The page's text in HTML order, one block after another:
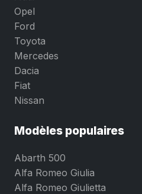
Opel
Ford
Toyota
Mercedes
Dacia
Fiat
Nissan
Modèles populaires
Abarth 500
Alfa Romeo Giulia
Alfa Romeo Giulietta